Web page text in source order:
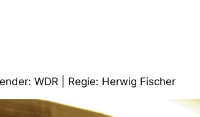
WDR | Regie: Herwig Fischer